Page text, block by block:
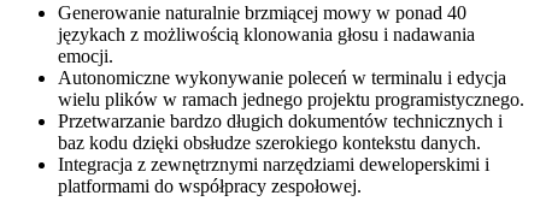
Generowanie naturalnie brzmiącej mowy w ponad 40
językach z możliwością klonowania głosu i nadawania
emocji.
Autonomiczne wykonywanie poleceń w terminalu i edycja
wielu plików w ramach jednego projektu programistycznego.
Przetwarzanie bardzo długich dokumentów technicznych i
baz kodu dzięki obsłudze szerokiego kontekstu danych.
Integracja z zewnętrznymi narzędziami deweloperskimi i
platformami do współpracy zespołowej.